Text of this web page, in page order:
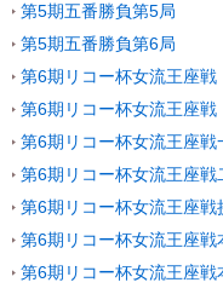
第5期五番勝負第5局
第5期五番勝負第6局
第6期リコー杯女流王座
第6期リコー杯女流王座
第6期リコー杯女流王座戦
第6期リコー杯女流王座戦
第6期リコー杯女流王座戦
第6期リコー杯女流王座戦
第6期リコー杯女流王座戦